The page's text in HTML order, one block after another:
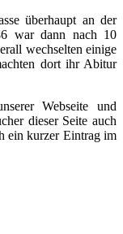
überhaupt an der
war dann nach 10
wechselten einige
dort ihr Abitur
Webseite und
dieser Seite auch
ein kurzer Eintrag im